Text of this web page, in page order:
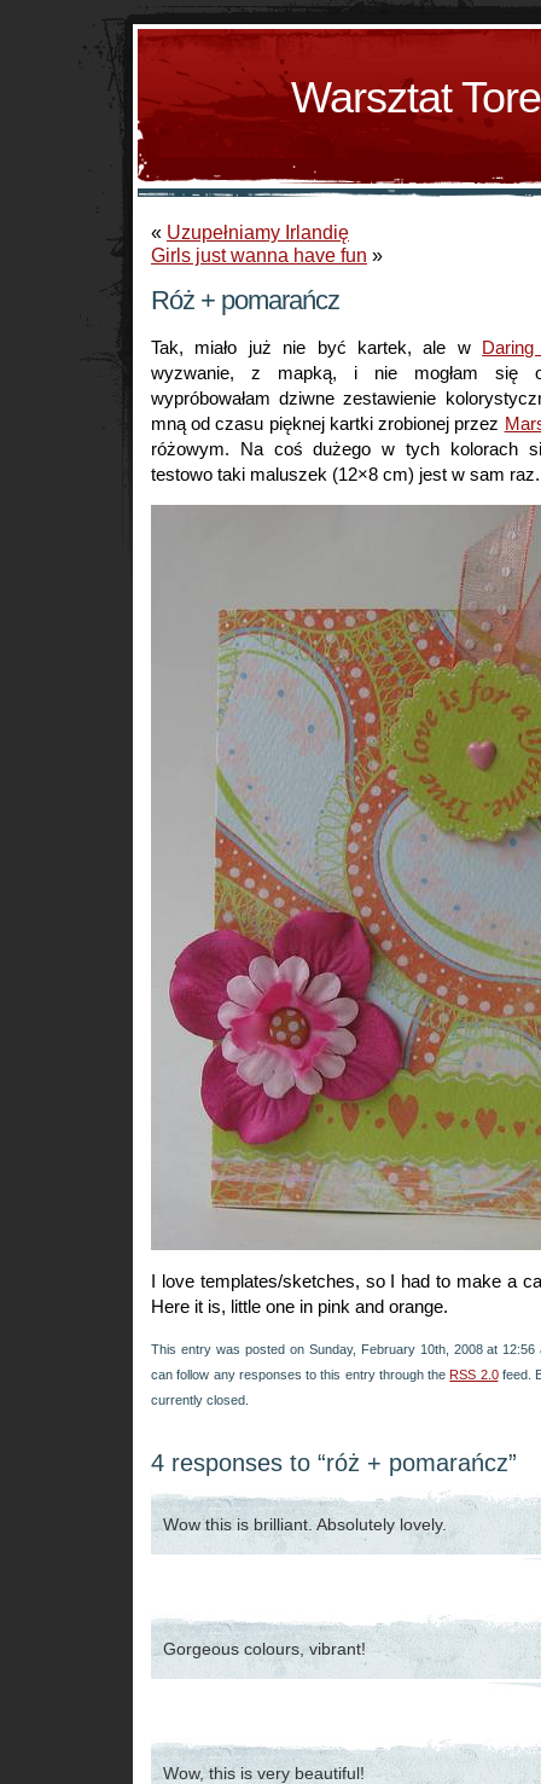
Warsztat
« Uzupełniamy Irlandię
Girls just wanna have fun »
Róż + pomarańcz
Tak, miało już nie być kartek, ale w
wyzwanie, z mapką, i nie mogłam się
wypróbowałam dziwne zestawienie
mną od czasu pięknej kartki zrobionej przez
różowym. Na coś dużego w tych kolorach
testowo taki maluszek (12×8 cm) jest w sam raz.
I love templates/sketches, so I had to make a
Here it is, little one in pink and orange.
This entry was posted on Sunday, February 10th, 2008 at
can follow any responses to this entry through the RSS 2.0feed.
currently closed.
4 responses to “róż + pomarańcz”
Wow this is brilliant. Absolutely lovely.
Gorgeous colours, vibrant!
Wow, this is very beautiful!